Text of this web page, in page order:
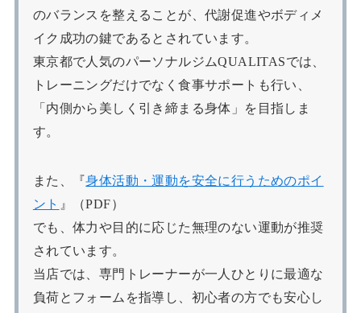
のバランスを整えることが、代謝促進やボディメ
イク成功の鍵であるとされています。
東京都で人気のパーソナルジムQUALITASでは、
トレーニングだけでなく食事サポートも行い、
「内側から美しく引き締まる身体」を目指しま
す。
また、『身体活動・運動を安全に行うためのポイ
ント 』（PDF）
でも、体力や目的に応じた無理のない運動が推奨
されています。
当店では、専門トレーナーが一人ひとりに最適な
負荷とフォームを指導し、初心者の方でも安心し